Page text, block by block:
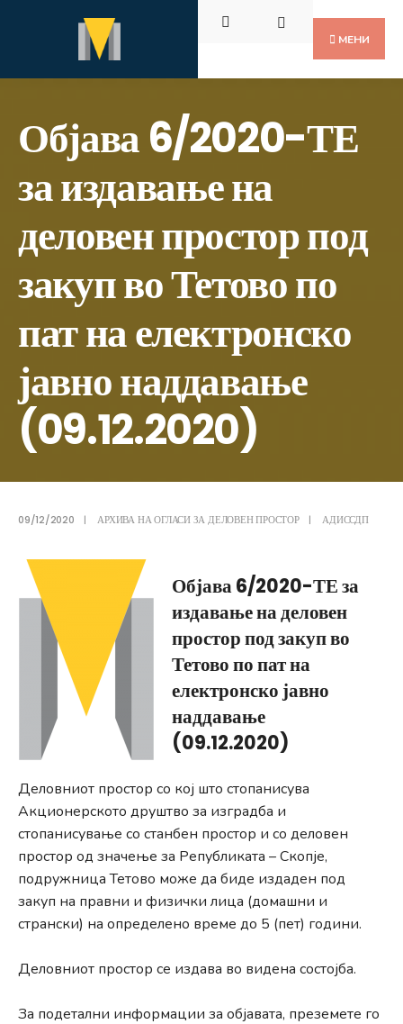
содржината
МЕНИ
Објава 6/2020-ТЕ
за издавање на
деловен простор под
закуп во Тетово по
пат на електронско
јавно наддавање
(09.12.2020)
09/12/2020 | АРХИВА НА ОГЛАСИ ЗА ДЕЛОВЕН ПРОСТОР | АДИССДП
Објава 6/2020-ТЕ за
издавање на деловен
простор под закуп во
Тетово по пат на
електронско јавно
наддавање
(09.12.2020)
Деловниот простор со кој што стопанисува
Акционерското друштво за изградба и
стопанисување со станбен простор и со деловен
простор од значење за Републиката – Скопје,
подружница Тетово може да биде издаден под
закуп на правни и физички лица (домашни и
странски) на определено време до 5 (пет) години.
Деловниот простор се издава во видена состојба.
За подетални информации за објавата, преземете го